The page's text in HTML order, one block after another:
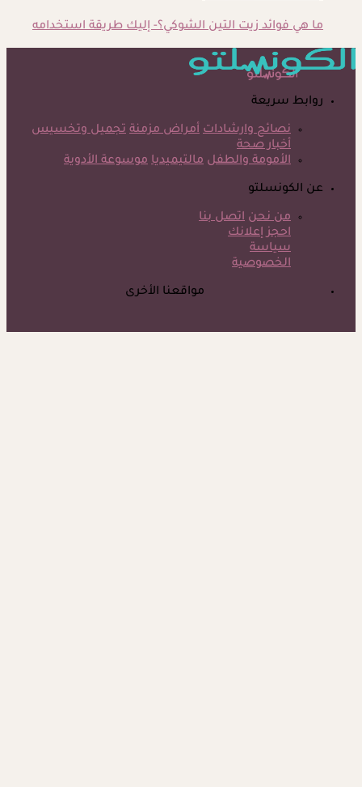
ما هي فوائد زيت التين الشوكي؟- إليك طريقة استخدامه
روابط سريعة
نصائح وارشادات أمراض مزمنة تجميل وتخسيس
أخبار صحة
الأمومة والطفل مالتيميديا موسوعة الأدوية
عن الكونسلتو
من نحن اتصل بنا
احجز إعلانك
سياسة
الخصوصية
مواقعنا الأخرى